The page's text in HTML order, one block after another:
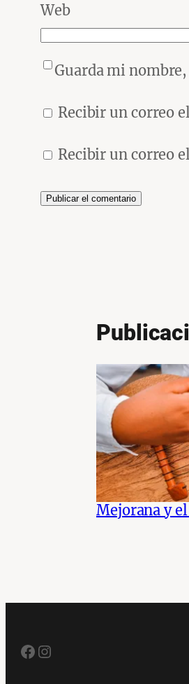
Web
Guarda mi
Recibir un correo
Recibir un correo
Mejorana y
Facebook
Instagram